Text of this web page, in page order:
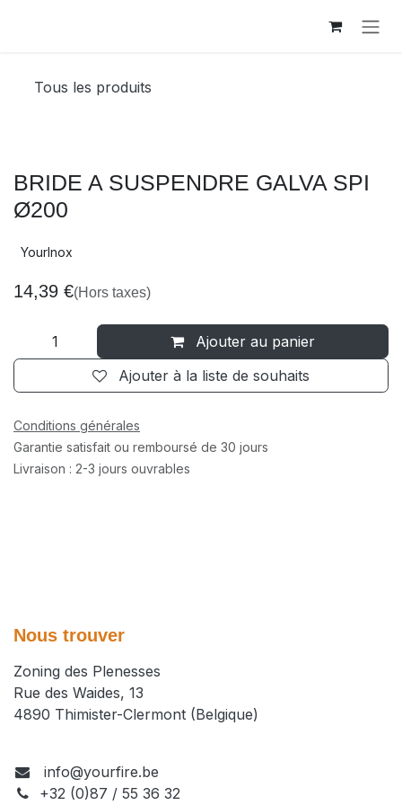
Tous les produits
BRIDE A SUSPENDRE GALVA SPI
Ø200
YourInox
14,39€(Hors taxes)
Ajouter au panier
Ajouter à la liste de souhaits
Conditions générales
Garantie satisfait ou remboursé de 30 jours
Livraison : 2-3 jours ouvrables
Nous trouver
Zoning des Plenesses
Rue des Waides, 13
4890 Thimister-Clermont (Belgique)
info@yourfire.be
+32 (0)87 / 55 36 32